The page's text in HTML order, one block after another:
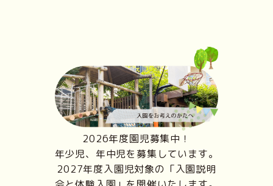
2026年度園児募集中！
年少児、年中児を募集しています。
2027年度入園児対象の「入園説明